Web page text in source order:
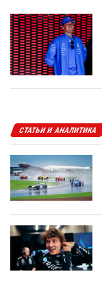
СТАТЬИ И АНАЛИТИКА